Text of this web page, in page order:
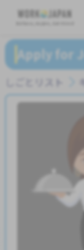
Apply for
しごとリスト